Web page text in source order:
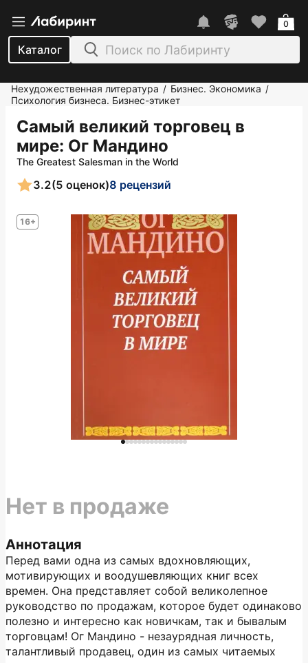
Каталог
0
Нехудожественная литература / Бизнес. Экономика /
Психология бизнеса. Бизнес-этикет
Самый великий торговец в
мире: Ог Мандино
The Greatest Salesman in the World
16+
3.2(5 оценок)8 рецензий
Аннотация
Перед вами одна из самых вдохновляющих,
мотивирующих и воодушевляющих книг всех
времен. Она представляет собой великолепное
руководство по продажам, которое будет одинаково
полезно и интересно как новичкам, так и бывалым
торговцам! Ог Мандино - незаурядная личность,
талантливый продавец, один из самых читаемых
Нет в продаже